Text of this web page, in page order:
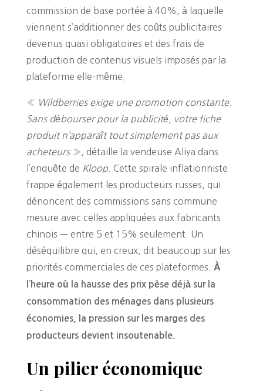
commission de base portée à 40%, à laquelle
viennent s’additionner des coûts publicitaires
devenus quasi obligatoires et des frais de
production de contenus visuels imposés par la
plateforme elle-même.
« Wildberries exige une promotion constante.
Sans débourser pour la publicité, votre fiche
produit n’apparaît tout simplement pas aux
acheteurs», détaille la vendeuse Aliya dans
l’enquête de Kloop. Cette spirale inflationniste
frappe également les producteurs russes, qui
dénoncent des commissions sans commune
mesure avec celles appliquées aux fabricants
chinois — entre 5 et 15% seulement. Un
déséquilibre qui, en creux, dit beaucoup sur les
priorités commerciales de ces plateformes.
À
l’heure où la hausse des prix pèse déjà sur la
consommation des ménages dans plusieurs
économies, la pression sur les marges des
producteurs devient insoutenable.
Un pilier économique